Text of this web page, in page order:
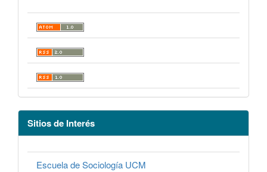
Sitios de Interés
Escuela de Sociología UCM